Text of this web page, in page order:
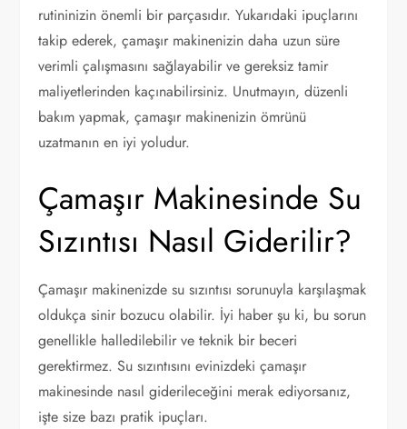
rutininizin önemli bir parçasıdır. Yukarıdaki ipuçlarını
takip ederek, çamaşır makinenizin daha uzun süre
verimli çalışmasını sağlayabilir ve gereksiz tamir
maliyetlerinden kaçınabilirsiniz. Unutmayın, düzenli
bakım yapmak, çamaşır makinenizin ömrünü
uzatmanın en iyi yoludur.
Çamaşır Makinesinde Su
Sızıntısı Nasıl Giderilir?
Çamaşır makinenizde su sızıntısı sorunuyla karşılaşmak
oldukça sinir bozucu olabilir. İyi haber şu ki, bu sorun
genellikle halledilebilir ve teknik bir beceri
gerektirmez. Su sızıntısını evinizdeki çamaşır
makinesinde nasıl giderileceğini merak ediyorsanız,
işte size bazı pratik ipuçları.